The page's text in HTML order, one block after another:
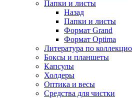
Папки и листы
Назад
Папки и листы
Формат Grand
Формат Optima
Литература по
Боксы и планшеты
Капсулы
Холдеры
Оптика и весы
Средства для чистки